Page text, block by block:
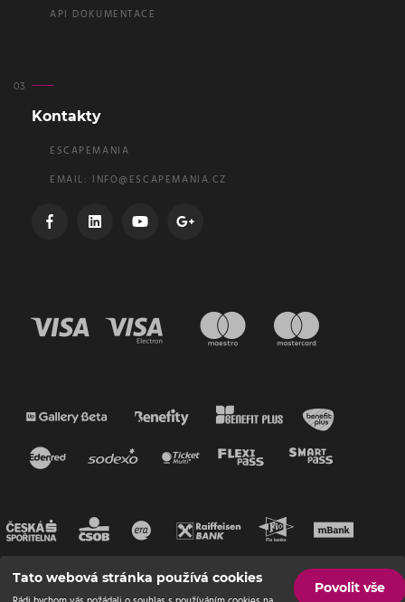
API DOKUMENTACE
Kontakty
ESCAPEMANIA
EMAIL: INFO@ESCAPEMANIA.CZ
Tato webová stránka používá cookies
Povolit vše